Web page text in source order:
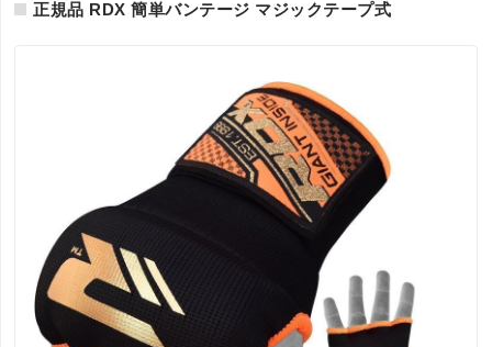
正規品 RDX 簡単バンテージ マジックテープ式